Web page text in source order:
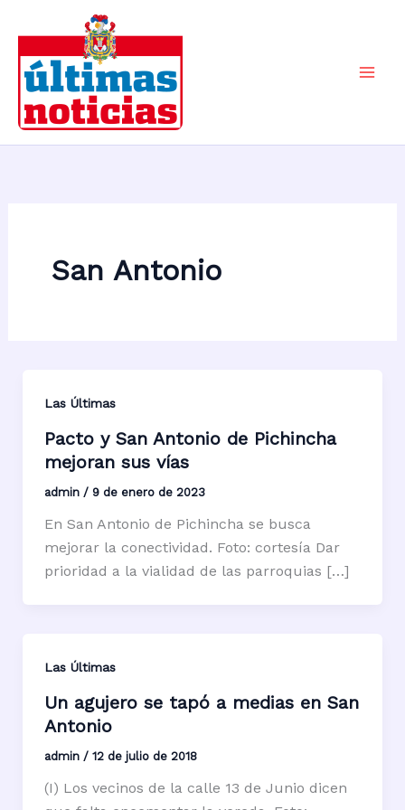
contenido
San Antonio
Las Últimas
Pacto y San Antonio de Pichincha
mejoran sus vías
admin / 9 de enero de 2023
En San Antonio de Pichincha se busca
mejorar la conectividad. Foto: cortesía Dar
prioridad a la vialidad de las parroquias […]
Las Últimas
Un agujero se tapó a medias en San
Antonio
admin / 12 de julio de 2018
(I) Los vecinos de la calle 13 de Junio dicen